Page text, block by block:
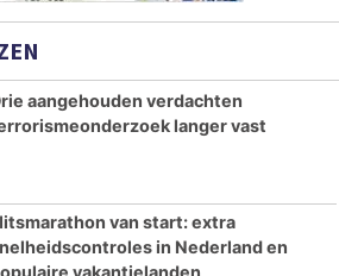
aangehouden verdachten
langer vast
van start: extra
in Nederland en